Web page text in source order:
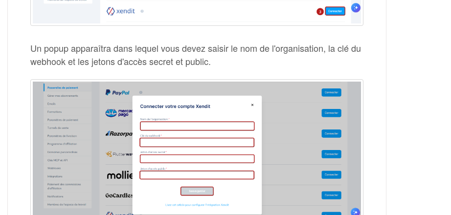
Un popup apparaîtra dans lequel vous devez saisir le nom de l'organisation, la clé du
webhook et les jetons d'accès secret et public.